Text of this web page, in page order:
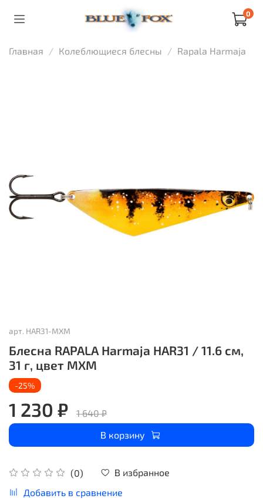
0
Главная Колеблющиеся блесны Rapala Harmaja
арт. HAR31-MXM
Блесна RAPALA Harmaja HAR31 / 11.6 см,
31 г, цвет MXM
(0)
В избранное
Добавить в сравнение
-25%
1 230 ₽
1 640 ₽
В корзину